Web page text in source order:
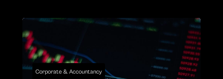
Corporate & Accountancy